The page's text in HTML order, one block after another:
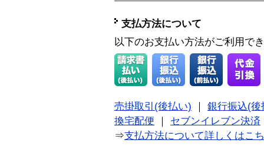
支払方法について
以下のお支払い方法がご利用で
売掛取引(後払い)
銀行振込(後
換宅配便
セブンイレブン決済
⇒支払方法について詳しくはこ